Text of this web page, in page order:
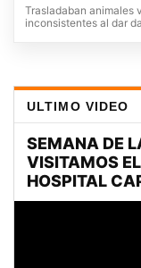
Trasladaban animales
inconsistentes al dar
ULTIMO VIDEO